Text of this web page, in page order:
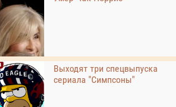
Выходят три спецвыпуска
сериала "Симпсоны"